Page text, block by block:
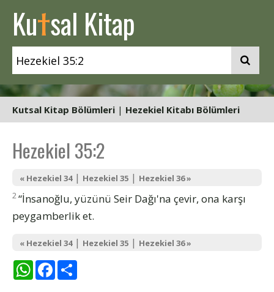
Kutsal Kitap
Kutsal Kitap Bölümleri | Hezekiel Kitabı Bölümleri
Hezekiel 35:2
« Hezekiel 34| Hezekiel 35 | Hezekiel 36 »
2“İnsanoğlu, yüzünü Seir Dağı'na çevir, ona karşı
peygamberlik et.
« Hezekiel 34| Hezekiel 35 | Hezekiel 36 »
WhatsAppFacebook